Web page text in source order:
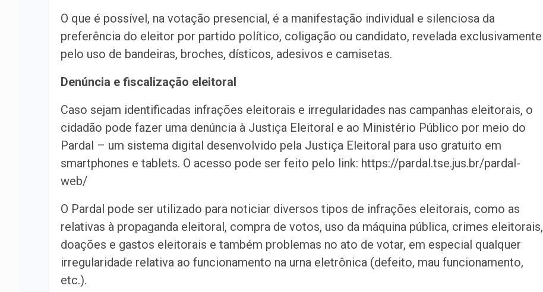
O que é possível, na votação presencial, é a manifestação individual e silenciosa da
preferência do eleitor por partido político, coligação ou candidato, revelada exclusivamente
pelo uso de bandeiras, broches, dísticos, adesivos e camisetas.
Denúncia e fiscalização eleitoral
Caso sejam identificadas infrações eleitorais e irregularidades nas campanhas eleitorais, o
cidadão pode fazer uma denúncia à Justiça Eleitoral e ao Ministério Público por meio do
Pardal – um sistema digital desenvolvido pela Justiça Eleitoral para uso gratuito em
smartphones e tablets. O acesso pode ser feito pelo link: https://pardal.tse.jus.br/pardal-
web/
O Pardal pode ser utilizado para noticiar diversos tipos de infrações eleitorais, como as
relativas à propaganda eleitoral, compra de votos, uso da máquina pública, crimes eleitorais,
doações e gastos eleitorais e também problemas no ato de votar, em especial qualquer
irregularidade relativa ao funcionamento na urna eletrônica (defeito, mau funcionamento,
etc.).